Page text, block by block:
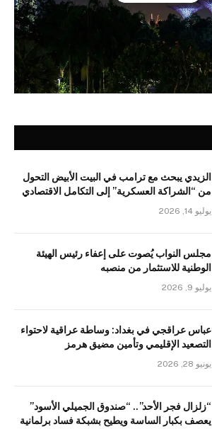
الزيدي يبحث مع ترامب في البيت الأبيض التحول
من “الشراكة العسكرية” إلى التكامل الاقتصادي
يوليو 14, 2026
مجلس النواب يُصوت على إعفاء رئيس الهيئة
الوطنية للاستثمار من منصبه
يوليو 9, 2026
عباس عراقجي في بغداد: وساطة عراقية لاحتواء
التصعيد الإقليمي وتأمين مضيق هرمز
يونيو 28, 2026
“زلزال فجر الأحد”.. “صندوق الجميلي الأسود”
يعصف بكبار الساسة ويطيح بشبكة فساد برلمانية